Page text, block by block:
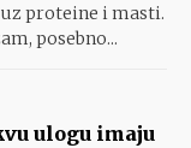
proteine i masti.
posebno...
ulogu imaju